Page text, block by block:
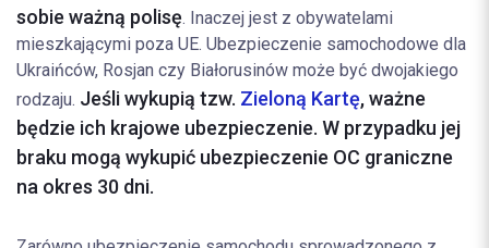
sobie ważną polisę. Inaczej jest z obywatelami
mieszkającymi poza UE. Ubezpieczenie samochodowe dla
Ukraińców, Rosjan czy Białorusinów może być dwojakiego
rodzaju. Jeśli wykupią tzw. Zieloną Kartę, ważne
będzie ich krajowe ubezpieczenie. W przypadku jej
braku mogą wykupić ubezpieczenie OC graniczne
na okres 30 dni.